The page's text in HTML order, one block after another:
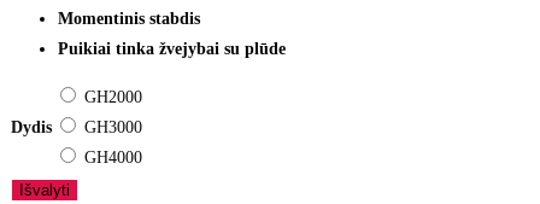
Momentinis stabdis
Puikiai tinka žvejybai su plūde
Dydis
GH2000
GH3000
GH4000
Išvalyti